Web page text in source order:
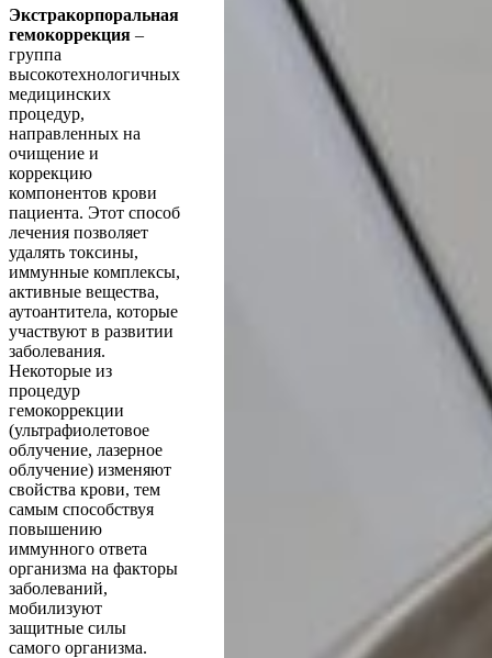
Экстракорпоральная
гемокоррекция –
группа
высокотехнологичных
медицинских
процедур,
направленных на
очищение и
коррекцию
компонентов крови
пациента. Этот способ
лечения позволяет
удалять токсины,
иммунные комплексы,
активные вещества,
аутоантитела, которые
участвуют в развитии
заболевания.
Некоторые из
процедур
гемокоррекции
(ультрафиолетовое
облучение, лазерное
облучение) изменяют
свойства крови, тем
самым способствуя
повышению
иммунного ответа
организма на факторы
заболеваний,
мобилизуют
защитные силы
самого организма.